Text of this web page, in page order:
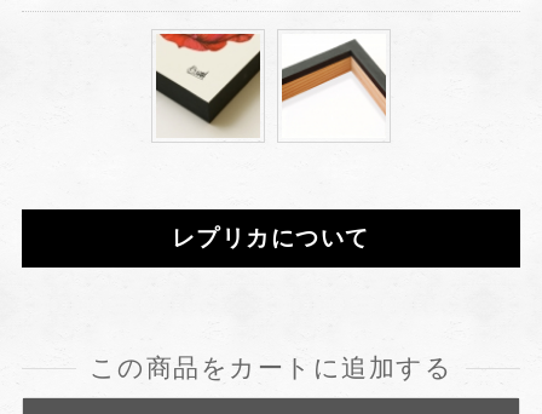
レプリカについて
この商品をカートに追加する